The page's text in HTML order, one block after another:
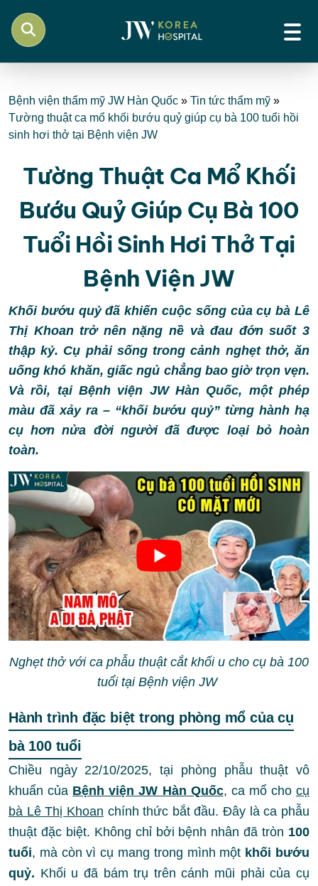
Bệnh viện thẩm mỹ JW Hàn Quốc » Tin tức thẩm mỹ »
Tường thuật ca mổ khối bướu quỷ giúp cụ bà 100 tuổi hồi
sinh hơi thở tại Bệnh viện JW
Tường Thuật Ca Mổ Khối
Bướu Quỷ Giúp Cụ Bà 100
Tuổi Hồi Sinh Hơi Thở Tại
Bệnh Viện JW
Khối bướu quỷ đã khiến cuộc sống của cụ bà Lê
Thị Khoan trở nên nặng nề và đau đớn suốt 3
thập kỷ. Cụ phải sống trong cảnh nghẹt thở, ăn
uống khó khăn, giấc ngủ chẳng bao giờ trọn vẹn.
Và rồi, tại Bệnh viện JW Hàn Quốc, một phép
màu đã xảy ra – “khối bướu quỷ” từng hành hạ
cụ hơn nửa đời người đã được loại bỏ hoàn
toàn.
Nghẹt thở với ca phẫu thuật cắt khối u cho cụ bà 100
tuổi tại Bệnh viện JW
Hành trình đặc biệt trong phòng mổ của cụ
bà 100 tuổi
Chiều ngày 22/10/2025, tại phòng phẫu thuật vô
khuẩn của Bệnh viện JW Hàn Quốc, ca mổ chocụ
bà Lê Thị Khoan chính thức bắt đầu. Đây là ca phẫu
thuật đặc biệt. Không chỉ bởi bệnh nhân đã tròn 100
tuổi, mà còn vì cụ mang trong mình một khối bướu
quỷ. Khối u đã bám trụ trên cánh mũi phải của cụ